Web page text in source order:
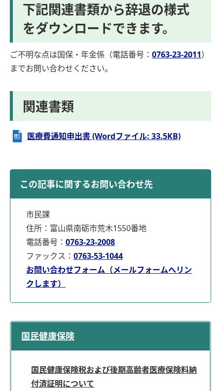
下記関連書類から辞退の様式
をダウンロードできます。
ご不明な点は国保・年金係（電話番号： 0763-23-2011）
までお問い合わせください。
関連書類
医療費通知申出書 (Wordファイル: 33.5KB)
この記事に関するお問い合わせ先
市民課
住所：富山県南砺市荒木1550番地
電話番号： 0763-23-2008
ファックス： 0763-53-1044
お問い合わせフォーム（メールフォームへリン
クします）
国民健康保険
国民健康保険税および後期高齢者医療保険料納
付済証明について